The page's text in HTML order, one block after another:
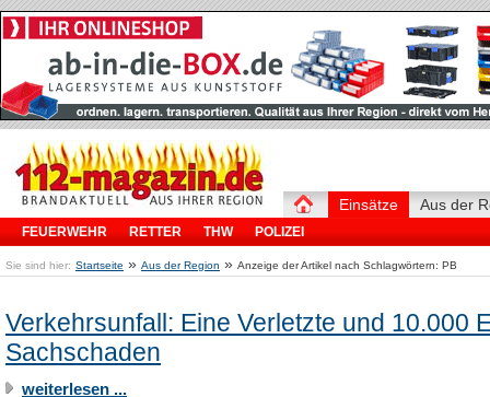
Einsätze
FEUERWEHR RETTER THW POLIZEI
Aus der
Sie sind hier: Startseite » Aus der Region » Anzeige der Artikel nach Schlagwörtern: PB
Verkehrsunfall: Eine Verletzte und 10.000
Sachschaden
weiterlesen ...